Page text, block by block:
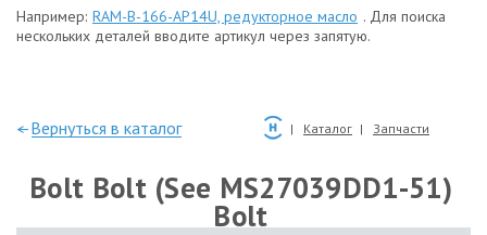
Например: RAM-B-166-AP14U, редукторное масло . Для поиска
нескольких деталей вводите артикул через запятую.
—Вернуться в каталог Каталог Запчасти
Bolt Bolt (See MS27039DD1-51)
Bolt